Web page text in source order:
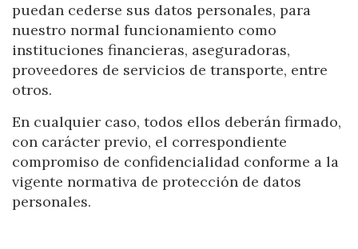
puedan cederse sus datos personales, para
nuestro normal funcionamiento como
instituciones financieras, aseguradoras,
proveedores de servicios de transporte, entre
otros.
En cualquier caso, todos ellos deberán firmado,
con carácter previo, el correspondiente
compromiso de confidencialidad conforme a la
vigente normativa de protección de datos
personales.